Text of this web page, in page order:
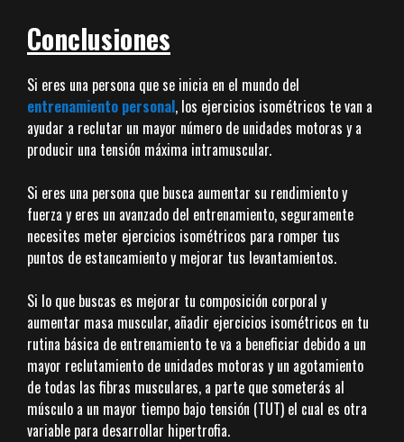
Conclusiones
Si eres una persona que se inicia en el mundo del
entrenamiento personal, los ejercicios isométricos te van a
ayudar a reclutar un mayor número de unidades motoras y a
producir una tensión máxima intramuscular.
Si eres una persona que busca aumentar su rendimiento y
fuerza y eres un avanzado del entrenamiento, seguramente
necesites meter ejercicios isométricos para romper tus
puntos de estancamiento y mejorar tus levantamientos.
Si lo que buscas es mejorar tu composición corporal y
aumentar masa muscular, añadir ejercicios isométricos en tu
rutina básica de entrenamiento te va a beneficiar debido a un
mayor reclutamiento de unidades motoras y un agotamiento
de todas las fibras musculares, a parte que someterás al
músculo a un mayor tiempo bajo tensión (TUT) el cual es otra
variable para desarrollar hipertrofia.